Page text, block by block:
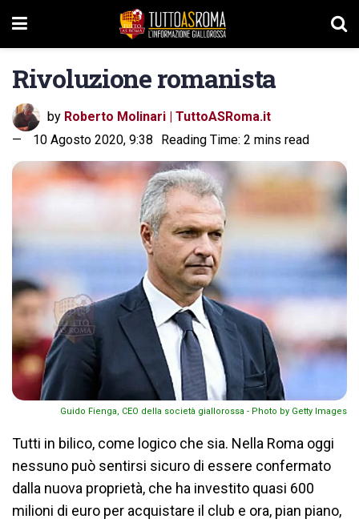
Rivoluzione romanista
by Roberto Molinari | TuttoASRoma.it
10 Agosto 2020, 9:38
Reading Time: 2 mins read
Guido Fienga, CEO della società giallorossa - Photo by Getty Images
Tutti in bilico, come logico che sia. Nella Roma oggi
nessuno può sentirsi sicuro di essere confermato
dalla nuova proprietà, che ha investito quasi 600
milioni di euro per acquistare il club e ora, pian piano,